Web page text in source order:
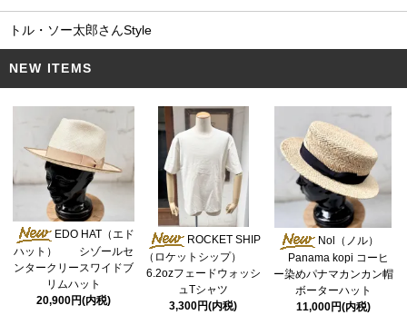
トル・ソー太郎さんStyle
NEW ITEMS
EDO HAT（エド
ハット） シゾールセ
ンタークリースワイドブ
リムハット
20,900円(内税)
ROCKET SHIP
（ロケットシップ）
6.2ozフェードウォッシ
ュTシャツ
3,300円(内税)
Nol（ノル）
Panama kopi コーヒ
ー染めパナマカンカン帽
ボーターハット
11,000円(内税)